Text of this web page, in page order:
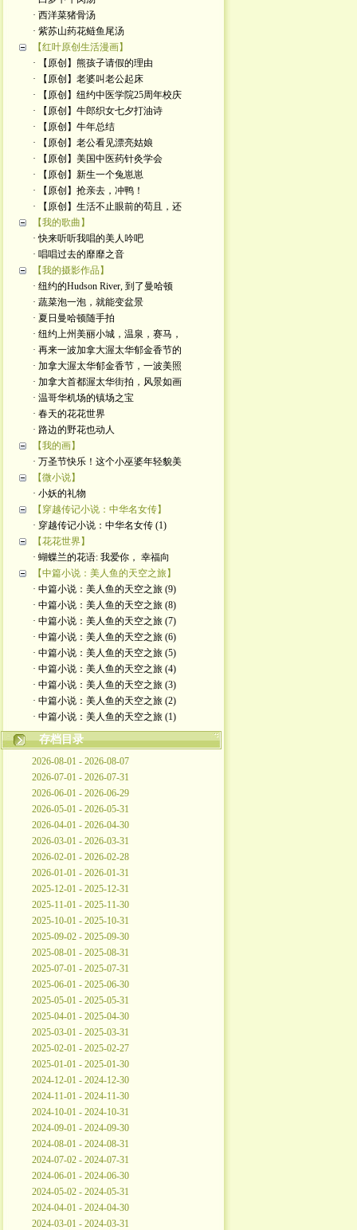
· 西洋菜猪骨汤
· 紫苏山药花鲢鱼尾汤
【红叶原创生活漫画】
· 【原创】熊孩子请假的理由
· 【原创】老婆叫老公起床
· 【原创】纽约中医学院25周年校庆
· 【原创】牛郎织女七夕打油诗
· 【原创】牛年总结
· 【原创】老公看见漂亮姑娘
· 【原创】美国中医药针灸学会
· 【原创】新生一个兔崽崽
· 【原创】抢亲去，冲鸭！
· 【原创】生活不止眼前的苟且，还
【我的歌曲】
· 快来听听我唱的美人吟吧
· 唱唱过去的靡靡之音
【我的摄影作品】
· 纽约的Hudson River, 到了曼哈顿
· 蔬菜泡一泡，就能变盆景
· 夏日曼哈顿随手拍
· 纽约上州美丽小城，温泉，赛马，
· 再来一波加拿大渥太华郁金香节的
· 加拿大渥太华郁金香节，一波美照
· 加拿大首都渥太华街拍，风景如画
· 温哥华机场的镇场之宝
· 春天的花花世界
· 路边的野花也动人
【我的画】
· 万圣节快乐！这个小巫婆年轻貌美
【微小说】
· 小妖的礼物
【穿越传记小说：中华名女传】
· 穿越传记小说：中华名女传 (1)
【花花世界】
· 蝴蝶兰的花语: 我爱你， 幸福向
【中篇小说：美人鱼的天空之旅】
· 中篇小说：美人鱼的天空之旅 (9)
· 中篇小说：美人鱼的天空之旅 (8)
· 中篇小说：美人鱼的天空之旅 (7)
· 中篇小说：美人鱼的天空之旅 (6)
· 中篇小说：美人鱼的天空之旅 (5)
· 中篇小说：美人鱼的天空之旅 (4)
· 中篇小说：美人鱼的天空之旅 (3)
· 中篇小说：美人鱼的天空之旅 (2)
· 中篇小说：美人鱼的天空之旅 (1)
存档目录
2026-08-01 - 2026-08-07
2026-07-01 - 2026-07-31
2026-06-01 - 2026-06-29
2026-05-01 - 2026-05-31
2026-04-01 - 2026-04-30
2026-03-01 - 2026-03-31
2026-02-01 - 2026-02-28
2026-01-01 - 2026-01-31
2025-12-01 - 2025-12-31
2025-11-01 - 2025-11-30
2025-10-01 - 2025-10-31
2025-09-02 - 2025-09-30
2025-08-01 - 2025-08-31
2025-07-01 - 2025-07-31
2025-06-01 - 2025-06-30
2025-05-01 - 2025-05-31
2025-04-01 - 2025-04-30
2025-03-01 - 2025-03-31
2025-02-01 - 2025-02-27
2025-01-01 - 2025-01-30
2024-12-01 - 2024-12-30
2024-11-01 - 2024-11-30
2024-10-01 - 2024-10-31
2024-09-01 - 2024-09-30
2024-08-01 - 2024-08-31
2024-07-02 - 2024-07-31
2024-06-01 - 2024-06-30
2024-05-02 - 2024-05-31
2024-04-01 - 2024-04-30
2024-03-01 - 2024-03-31